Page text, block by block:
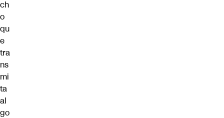
ch
o
qu
e
tra
ns
mi
ta
al
go